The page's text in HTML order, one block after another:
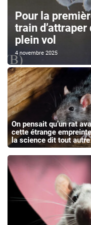
Pour la
train
plein vol
4 novembre 2025
On pensait qu’un rat
cette étrange
la science dit tout